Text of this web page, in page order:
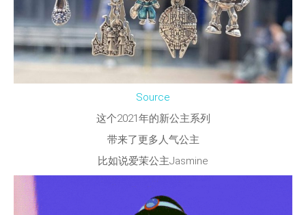
Source
这个2021年的新公主系列
带来了更多人气公主
比如说爱茉公主Jasmine